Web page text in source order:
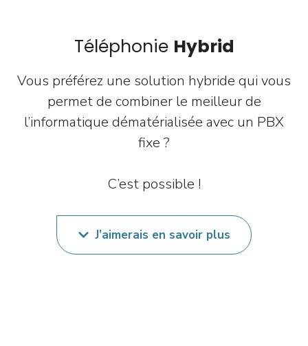
Téléphonie Hybrid
Vous préférez une solution hybride qui vous
permet de combiner le meilleur de
l’informatique dématérialisée avec un PBX
fixe ?
C’est possible !
J’aimerais en savoir plus